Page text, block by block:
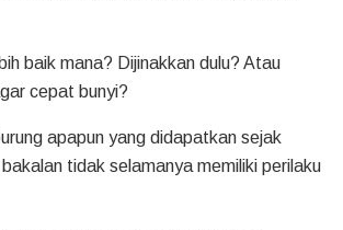
baik mana? Dijinakkan dulu? Atau
cepat bunyi?
apapun yang didapatkan sejak
tidak selamanya memiliki perilaku